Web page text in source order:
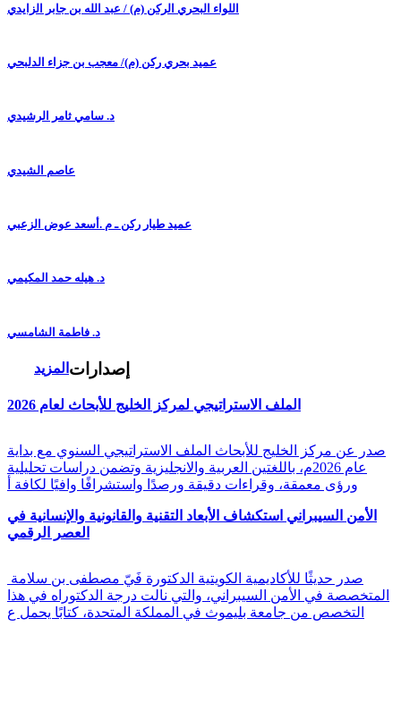
اللواء البحري الركن (م) / عبد الله بن جابر الزايدي
عميد بحري ركن (م)/ معجب بن جزاء الدلبحي
د. سامي ثامر الرشيدي
عاصم الشيدي
عميد طيار ركن ـ م .أسعد عوض الزعبي
د. هيله حمد المكيمي
د. فاطمة الشامسي
المزيد إصدارات
الملف الاستراتيجي لمركز الخليج للأبحاث لعام 2026
صدر عن مركز الخليج للأبحاث الملف الاستراتيجي السنوي مع بداية
عام 2026م، باللغتين العربية والانجليزية وتضمن دراسات تحليلية
ورؤى معمقة، وقراءات دقيقة ورصدًا واستشرافًا وافيًا لكافة أ
الأمن السيبراني استكشاف الأبعاد التقنية والقانونية والإنسانية في
العصر الرقمي
المتخصصة في الأمن السيبراني، والتي نالت درجة الدكتوراه في هذا
التخصص من جامعة بليموث في المملكة المتحدة، كتابًا يحمل ع